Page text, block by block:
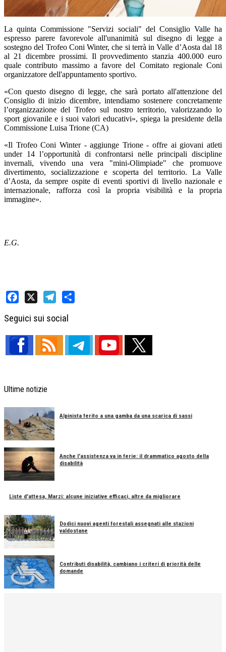
La quinta Commissione "Servizi sociali" del Consiglio Valle ha
espresso parere favorevole all'unanimità sul disegno di legge a
sostegno del Trofeo Coni Winter, che si terrà in Valle d’Aosta dal 18
al 21 dicembre prossimi. Il provvedimento stanzia 400.000 euro
quale contributo massimo a favore del Comitato regionale Coni
organizzatore dell'appuntamento sportivo.
«Con questo disegno di legge, che sarà portato all'attenzione del
Consiglio di inizio dicembre, intendiamo sostenere concretamente
l’organizzazione del Trofeo sul nostro territorio, valorizzando lo
sport giovanile e i suoi valori educativi», spiega la presidente della
Commissione Luisa Trione (CA)
«Il Trofeo Coni Winter - aggiunge Trione - offre ai giovani atleti
under 14 l’opportunità di confrontarsi nelle principali discipline
invernali, vivendo una vera "mini-Olimpiade" che promuove
divertimento, socializzazione e scoperta del territorio. La Valle
d’Aosta, da sempre ospite di eventi sportivi di livello nazionale e
internazionale, rafforza così la propria visibilità e la propria
immagine».
E.G.
Seguici sui social
Ultime notizie
Alpinista ferito a una gamba da una scarica di sassi
Anche l'assistenza va in ferie: il drammatico agosto della
disabilità
Liste d'attesa, Marzi: alcune iniziative efficaci, altre da migliorare
Dodici nuovi agenti forestali assegnati alle stazioni
valdostane
Contributi disabilità, cambiano i criteri di priorità delle
domande